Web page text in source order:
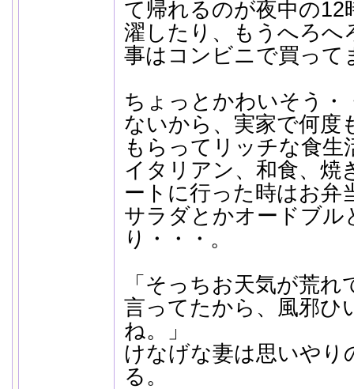
て帰れるのが夜中の12
濯したり、もうへろへ
事はコンビニで買って
ちょっとかわいそう・
ないから、実家で何度
もらってリッチな食生
イタリアン、和食、焼
ートに行った時はお弁
サラダとかオードブル
り・・・。
「そっちお天気が荒
言ってたから、風邪ひ
ね。」
けなげな妻は思いやり
る。